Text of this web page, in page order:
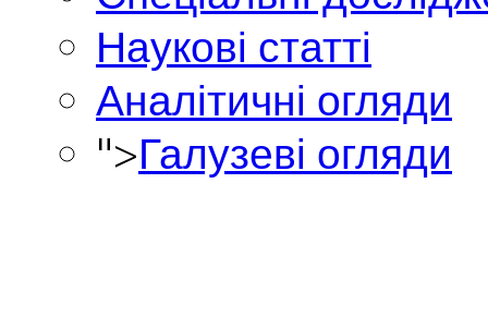
Наукові статті
Аналітичні огляди
">Галузеві огляди